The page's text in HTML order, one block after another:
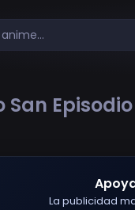
La publicidad